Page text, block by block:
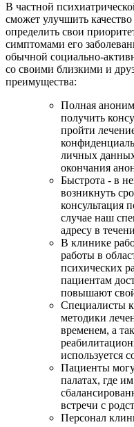
В частной
сможет улучшить
определить свои
симптомами его
обычной социально-
со своими близкими и
преимущества:
Полная
получить
пройти
личных данных
окончания
Быстрота - в
возникнуть
консультация
случае наш
адресу в
В клинике
работы в
психических
пациентам
повышают
Специалисты
методики
временем, а
используется
Пациенты
палатах, где
встречи с
Персонал